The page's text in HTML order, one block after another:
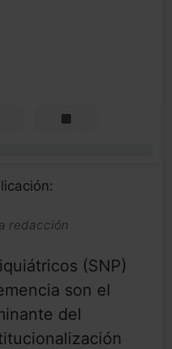
redacción
(SNP)
son el
del